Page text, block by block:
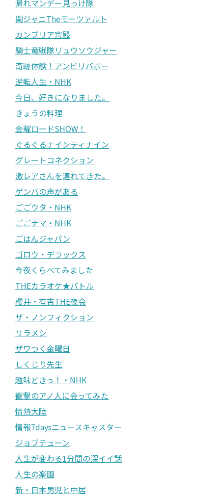
帰れマンデー見っけ隊
関ジャニTheモーツァルト
カンブリア宮殿
騎士竜戦隊リュウソウジャー
奇跡体験！アンビリバボー
逆転人生・NHK
今日、好きになりました。
きょうの料理
金曜ロードSHOW！
ぐるぐるナインティナイン
グレートコネクション
激レアさんを連れてきた。
ゲンバの声がある
ごごウタ・NHK
ごごナマ・NHK
ごはんジャパン
ゴロウ・デラックス
今夜くらべてみました
THEカラオケ★バトル
櫻井・有吉THE夜会
ザ・ノンフィクション
サラメシ
ザワつく金曜日
しくじり先生
趣味どきっ！・NHK
衝撃のアノ人に会ってみた
情熱大陸
情報7daysニュースキャスター
ジョブチューン
人生が変わる1分間の深イイ話
人生の楽園
新・日本男児と中居